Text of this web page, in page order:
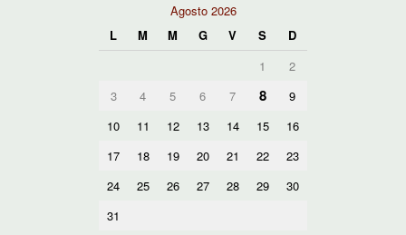
Agosto 2026
L
M M G V S
D
1
2
3
4 5 6 7 8
9
10
11 12 13 14 15
16
17
18 19 20 21 22
23
24
25 26 27 28 29
30
31